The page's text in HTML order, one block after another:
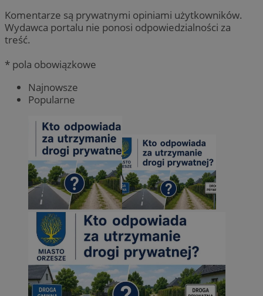
Komentarze są prywatnymi opiniami użytkowników.
Wydawca portalu nie ponosi odpowiedzialności za
treść.
* pola obowiązkowe
Najnowsze
Popularne